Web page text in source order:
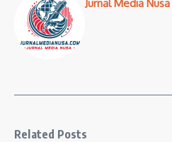
Jurnal Media Nusa
Related Posts